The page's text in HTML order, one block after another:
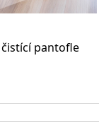
čistící pantofle